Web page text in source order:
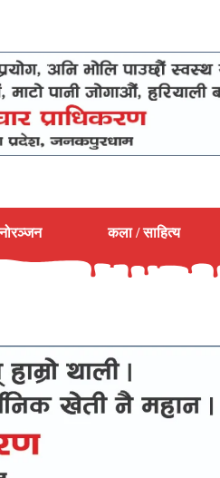
कला / साहित्य